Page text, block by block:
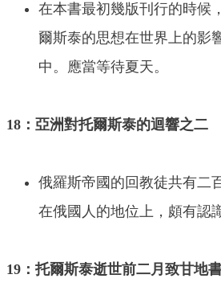
在本書最初幾版刊行的時候
爾斯泰的思想在世界上的影
中。應當等待夏天。
18：亞洲對托爾斯泰的迴響之二
俄羅斯帝國的回教徒共有二
在俄國人的地位上，頗有認
19：托爾斯泰逝世前二月致甘地